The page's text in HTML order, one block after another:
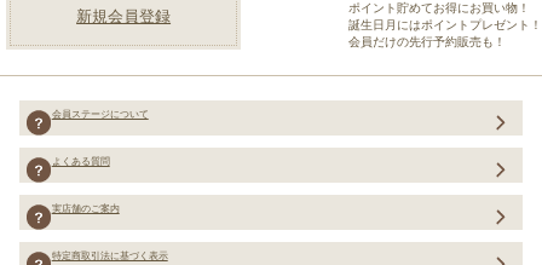
新規会員登録
ポイント貯めてお得にお買い物！
誕生日月にはポイントプレゼント！
会員だけの先行予約販売も！
会員ステージについて
よくある質問
実店舗のご案内
特定商取引法に基づく表示